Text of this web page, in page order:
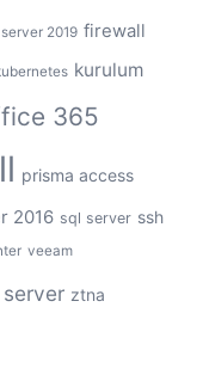
2019 firewall
kurulum
365
prisma access
2016 sql server ssh
veeam
ztna